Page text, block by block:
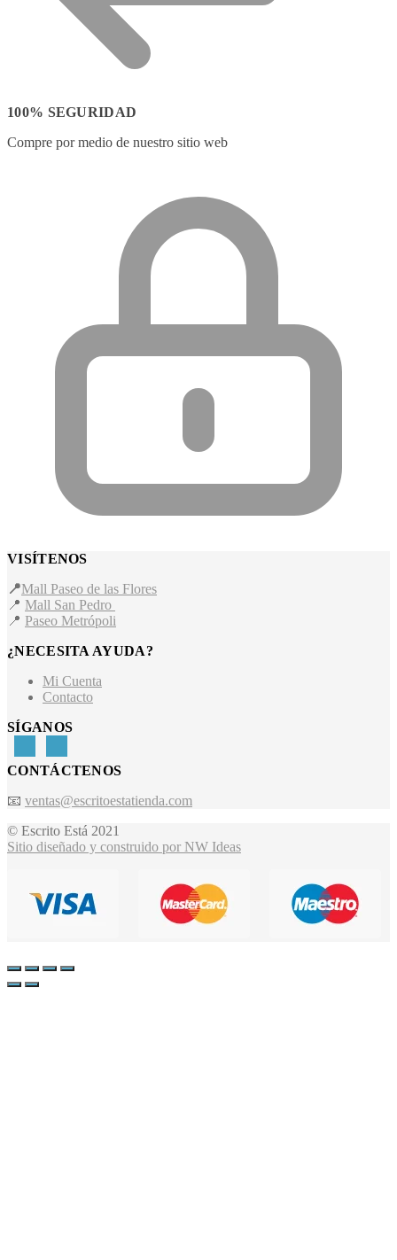
100% SEGURIDAD
Compre por medio de nuestro sitio web
VISÍTENOS
📍Mall Paseo de las Flores
📍 Mall San Pedro
📍 Paseo Metrópoli
¿NECESITA AYUDA?
Mi Cuenta
Contacto
SÍGANOS
CONTÁCTENOS
📧 ventas@escritoestatienda.com
© Escrito Está 2021
Sitio diseñado y construido por NW Ideas